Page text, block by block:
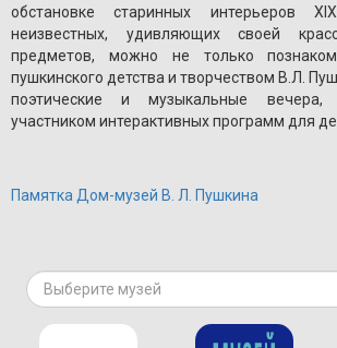
обстановке старинных интерьеров
неизвестных, удивляющих своей
предметов, можно не только
пушкинского детства и творчеством В.Л.
поэтические и музыкальные вечера,
участником интерактивных программ для
Памятка Дом-музей В. Л. Пушкина
Выберите музей